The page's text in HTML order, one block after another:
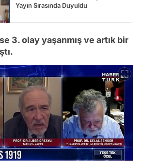
Yayın Sırasında Duyuldu
3. olay yaşanmış ve artık bir